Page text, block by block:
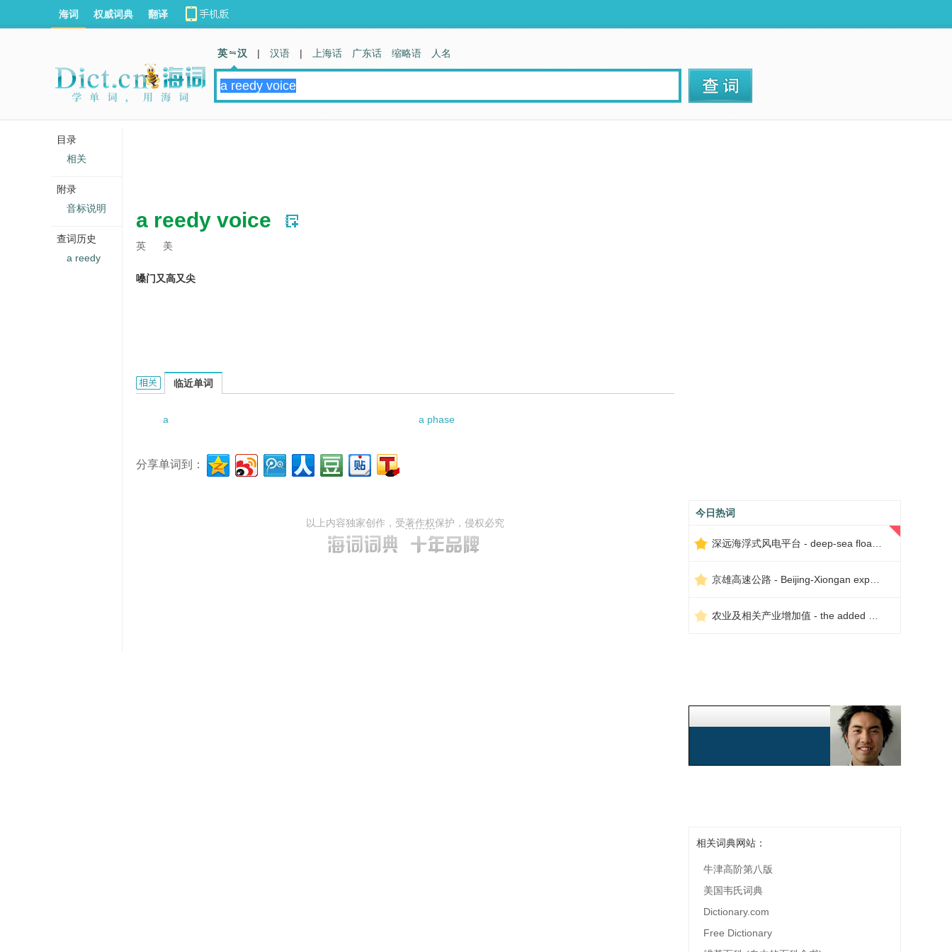
a reedy voice
英 美
嗓门又高又尖
a reedy voice的相关资料：
临近单词
a a phase
分享单词到：
以上内容独家创作，受著作权保护，侵权必究
今日热词
相关词典网站：
牛津高阶第八版
美国韦氏词典
Dictionary.com
Free Dictionary
海词 权威词典 翻译
英 汉 | 汉语 | 上海话 广东话 缩略语 人名
目录
相关
附录
音标说明
查词历史
a reedy